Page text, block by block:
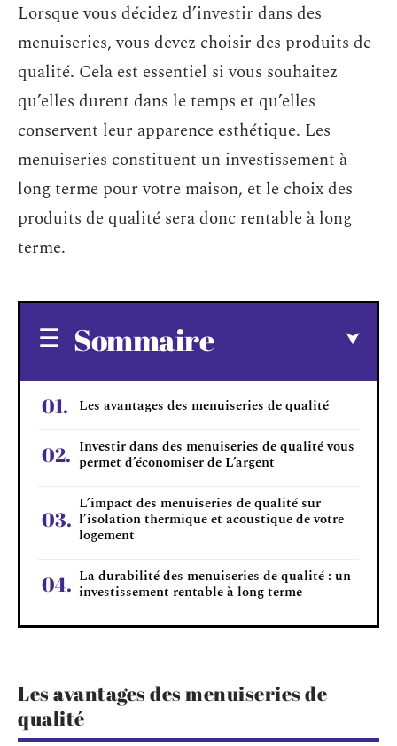
Lorsque vous décidez d’investir dans des
menuiseries, vous devez choisir des produits de
qualité. Cela est essentiel si vous souhaitez
qu’elles durent dans le temps et qu’elles
conservent leur apparence esthétique. Les
menuiseries constituent un investissement à
long terme pour votre maison, et le choix des
produits de qualité sera donc rentable à long
terme.
Sommaire
Les avantages des menuiseries de qualité
Investir dans des menuiseries de qualité vous
permet d’économiser de L’argent
L’impact des menuiseries de qualité sur
l’isolation thermique et acoustique de votre
logement
La durabilité des menuiseries de qualité : un
investissement rentable à long terme
Les avantages des menuiseries de
qualité